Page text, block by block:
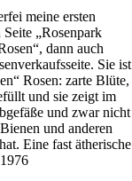
meine ersten
„Rosenpark
dann auch
Sie ist
Rosen: zarte Blüte,
und sie zeigt im
und zwar nicht
und anderen
Eine fast ätherische